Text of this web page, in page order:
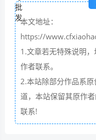
本文地址：
https://
1.文章若无特殊说明
作者联系。
2.本站除部分作品系
道，本站保留其原作
联系!